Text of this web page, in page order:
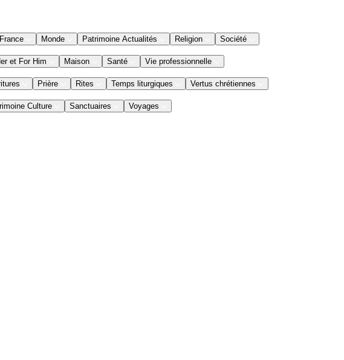
France Monde Patrimoine Actualités Religion Société
et For Him Maison Santé Vie professionnelle
Prière Rites Temps liturgiques Vertus chrétiennes
Culture Sanctuaires Voyages